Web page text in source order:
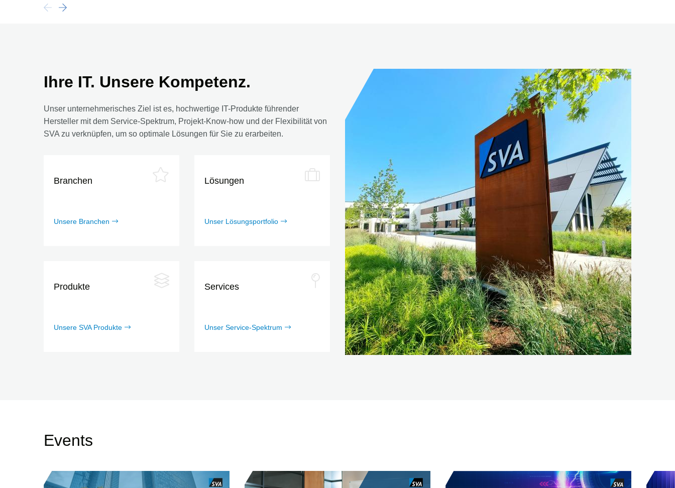
Ihre IT. Unsere Kompetenz.
Unser unternehmerisches Ziel ist es, hochwertige IT-Produkte führender
Hersteller mit dem Service-Spektrum, Projekt-Know-how und der Flexibilität von
SVA zu verknüpfen, um so optimale Lösungen für Sie zu erarbeiten.
Branchen
Unsere Branchen
Lösungen
Unser Lösungsportfolio
Produkte
Unsere SVA Produkte
Services
Unser Service-Spektrum
Events